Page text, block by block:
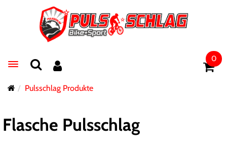
Toggle navigation
0
Pulsschlag Produkte
Flasche Pulsschlag